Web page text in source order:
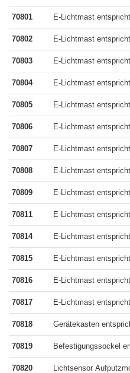
70801 E-Lichtmast
70802 E-Lichtmast
70803 E-Lichtmast
70804 E-Lichtmast
70805 E-Lichtmast
70806 E-Lichtmast
70807 E-Lichtmast
70808 E-Lichtmast
70809 E-Lichtmast
70811 E-Lichtmast
70814 E-Lichtmast
70815 E-Lichtmast
70816 E-Lichtmast
70817 E-Lichtmast
70818 Gerätekasten
70819 Befestigungssockel
70820 Lichtsensor